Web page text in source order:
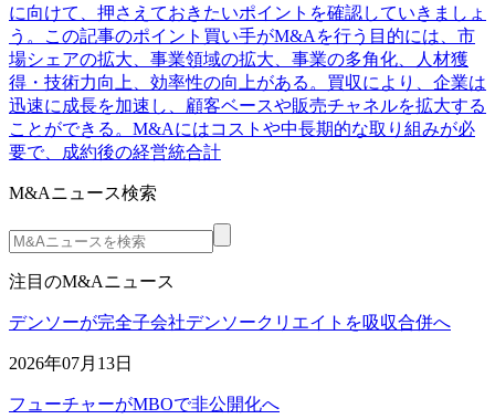
に向けて、押さえておきたいポイントを確認していきましょ
う。この記事のポイント買い手がM&Aを行う目的には、市
場シェアの拡大、事業領域の拡大、事業の多角化、人材獲
得・技術力向上、効率性の向上がある。買収により、企業は
迅速に成長を加速し、顧客ベースや販売チャネルを拡大する
ことができる。M&Aにはコストや中長期的な取り組みが必
要で、成約後の経営統合計
M&Aニュース検索
注目のM&Aニュース
デンソーが完全子会社デンソークリエイトを吸収合併へ
2026年07月13日
フューチャーがMBOで非公開化へ